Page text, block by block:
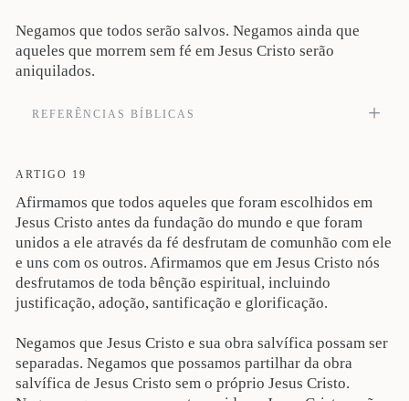
Negamos que todos serão salvos. Negamos ainda que
aqueles que morrem sem fé em Jesus Cristo serão
aniquilados.
REFERÊNCIAS BÍBLICAS
haverá choro e ranger de dentes. Então, os justos resplandecerão como o sol, no
também Is 25:6-9; 65:17-25; 66:21-23; Dn 7:13-14; Mt 5:29-30; 10:28; 18:8-9;
Mc 9:42-49; Lc 1:33; 12:5; Jo 18:36; Cl 1:13-14; 2Ts 1:5-10; 2Tm 4:1, 18; Hb
12:28; 2Pe 1:11; 2:4; Ap 20:15.
ARTIGO 19
Afirmamos que todos aqueles que foram escolhidos em
Jesus Cristo antes da fundação do mundo e que foram
unidos a ele através da fé desfrutam de comunhão com ele
e uns com os outros. Afirmamos que em Jesus Cristo nós
desfrutamos de toda bênção espiritual, incluindo
justificação, adoção, santificação e glorificação.
Negamos que Jesus Cristo e sua obra salvífica possam ser
separadas. Negamos que possamos partilhar da obra
salvífica de Jesus Cristo sem o próprio Jesus Cristo.